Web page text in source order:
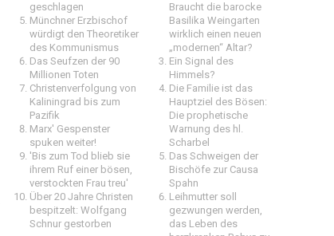
geschlagen
Münchner Erzbischof
würdigt den Theoretiker
des Kommunismus
Das Seufzen der 90
Millionen Toten
Christenverfolgung von
Kaliningrad bis zum
Pazifik
Marx' Gespenster
spuken weiter!
'Bis zum Tod blieb sie
ihrem Ruf einer bösen,
verstockten Frau treu'
Über 20 Jahre Christen
bespitzelt: Wolfgang
Schnur gestorben
Braucht die barocke
Basilika Weingarten
wirklich einen neuen
„modernen“ Altar?
Ein Signal des
Himmels?
Die Familie ist das
Hauptziel des Bösen:
Die prophetische
Warnung des hl.
Scharbel
Das Schweigen der
Bischöfe zur Causa
Spahn
Leihmutter soll
gezwungen werden,
das Leben des